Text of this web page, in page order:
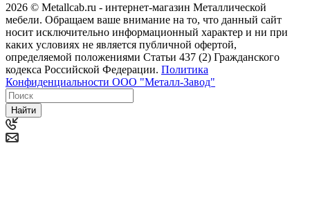
2026 © Metallcab.ru - интернет-магазин Металлической
мебели. Обращаем ваше внимание на то, что данный сайт
носит исключительно информационный характер и ни при
каких условиях не является публичной офертой,
определяемой положениями Статьи 437 (2) Гражданского
кодекса Российской Федерации. Политика
Конфиденциальности ООО "Металл-Завод"
Найти